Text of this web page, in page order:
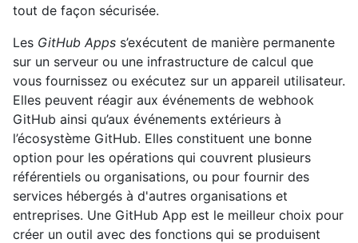
tout de façon sécurisée.
Les GitHub Apps s’exécutent de manière permanente
sur un serveur ou une infrastructure de calcul que
vous fournissez ou exécutez sur un appareil utilisateur.
Elles peuvent réagir aux événements de webhook
GitHub ainsi qu’aux événements extérieurs à
l’écosystème GitHub. Elles constituent une bonne
option pour les opérations qui couvrent plusieurs
référentiels ou organisations, ou pour fournir des
services hébergés à d'autres organisations et
entreprises. Une GitHub App est le meilleur choix pour
créer un outil avec des fonctions qui se produisent